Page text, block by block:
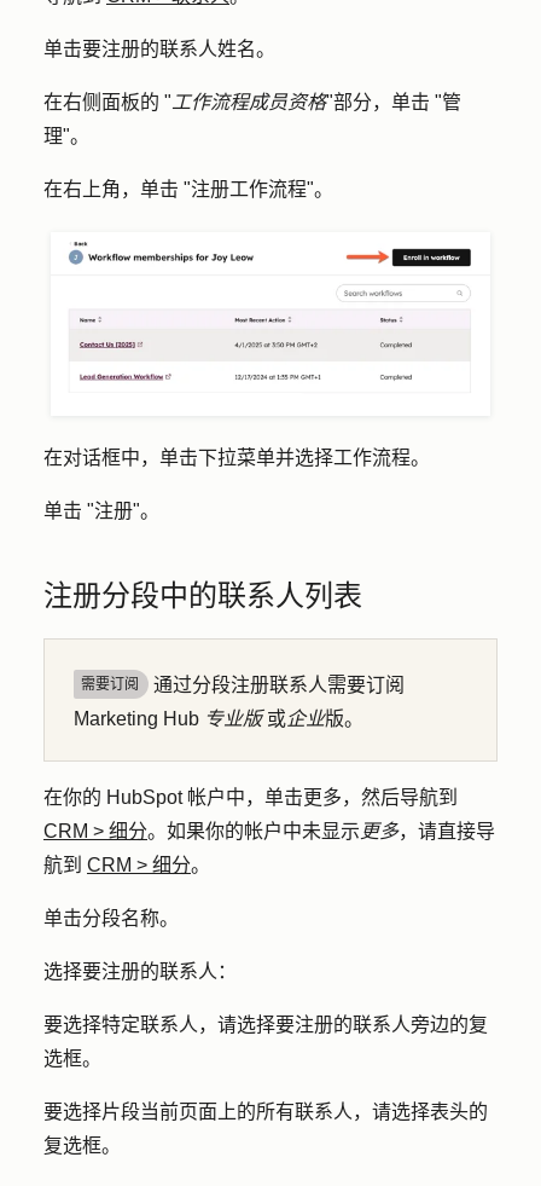
单击要注册的联系人姓名。
在右侧面板的 "工作流程成员资格"部分，单击 "管
理"。
在右上角，单击 "注册工作流程"。
在对话框中，单击下拉菜单并选择工作流程。
单击 "注册"。
注册分段中的联系人列表
需要订阅
通过分段注册联系人需要订阅
Marketing Hub 专业版 或企业版。
在你的 HubSpot 帐户中，单击更多，然后导航到
CRM > 细分。如果你的帐户中未显示 更多，请直接导
航到 CRM > 细分。
单击分段名称。
选择要注册的联系人：
要选择特定联系人，请选择要注册的联系人旁边的复
选框。
要选择片段当前页面上的所有联系人，请选择表头的
复选框。